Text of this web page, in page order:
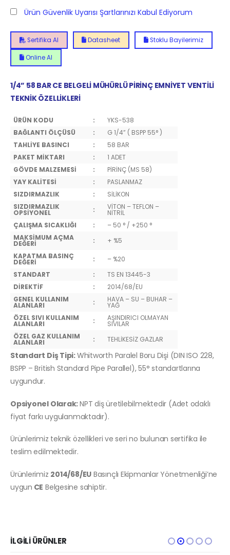
Ürün Güvenlik Uyarısı Şartlarınızı Kabul Ediyorum
Sertifika Al Datasheet Stoklu Bayilerimiz
Online Al
1/4” 58 BAR CE BELGELİ MÜHÜRLÜ PİRİNÇ EMNİYET VENTİLİ
TEKNİK ÖZELLİKLERİ
ÜRÜN KODU :
YKS-538
BAĞLANTI ÖLÇÜSÜ
:
G 1/4” ( BSPP 55° )
TAHLİYE BASINCI
:
58 BAR
PAKET MİKTARI
:
1 ADET
GÖVDE MALZEMESİ
:
PİRİNÇ (MS 58)
YAY KALİTESİ
:
PASLANMAZ
SIZDIRMAZLIK
:
SİLİKON
SIZDIRMAZLIK
OPSİYONEL : VİTON – TEFLON –
NİTRİL
ÇALIŞMA SICAKLIĞI
:
– 50 ° / +250 °
MAKSİMUM AÇMA
DEĞERİ :
+ %5
KAPATMA BASINÇ
DEĞERİ :
– %20
STANDART
:
TS EN 13445-3
DİREKTİF
:
2014/68/EU
GENEL KULLANIM
ALANLARI : HAVA – SU – BUHAR –
YAĞ
ÖZEL SIVI KULLANIM
ALANLARI : AŞINDIRICI OLMAYAN
SIVILAR
ÖZEL GAZ KULLANIM
ALANLARI : TEHLİKESİZ GAZLAR
Standart Diş Tipi:Whitworth Paralel Boru Dişi (DIN ISO 228,
BSPP – British Standard Pipe Parallel), 55° standartlarına
uygundur.
Opsiyonel Olarak:NPT diş üretilebilmektedir (Adet odaklı
fiyat farkı uygulanmaktadır).
Ürünlerimiz teknik özellikleri ve seri no bulunan sertifika ile
teslim edilmektedir.
Ürünlerimiz 2014/68/EU Basınçlı Ekipmanlar Yönetmenliği’ne
uygun CE Belgesine sahiptir.
İLGILI ÜRÜNLER